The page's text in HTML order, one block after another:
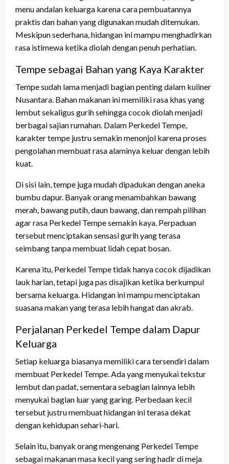
menu andalan keluarga karena cara pembuatannya
praktis dan bahan yang digunakan mudah ditemukan.
Meskipun sederhana, hidangan ini mampu menghadirkan
rasa istimewa ketika diolah dengan penuh perhatian.
Tempe sebagai Bahan yang Kaya Karakter
Tempe sudah lama menjadi bagian penting dalam kuliner
Nusantara. Bahan makanan ini memiliki rasa khas yang
lembut sekaligus gurih sehingga cocok diolah menjadi
berbagai sajian rumahan. Dalam Perkedel Tempe,
karakter tempe justru semakin menonjol karena proses
pengolahan membuat rasa alaminya keluar dengan lebih
kuat.
Di sisi lain, tempe juga mudah dipadukan dengan aneka
bumbu dapur. Banyak orang menambahkan bawang
merah, bawang putih, daun bawang, dan rempah pilihan
agar rasa Perkedel Tempe semakin kaya. Perpaduan
tersebut menciptakan sensasi gurih yang terasa
seimbang tanpa membuat lidah cepat bosan.
Karena itu, Perkedel Tempe tidak hanya cocok dijadikan
lauk harian, tetapi juga pas disajikan ketika berkumpul
bersama keluarga. Hidangan ini mampu menciptakan
suasana makan yang terasa lebih hangat dan akrab.
Perjalanan Perkedel Tempe dalam Dapur
Keluarga
Setiap keluarga biasanya memiliki cara tersendiri dalam
membuat Perkedel Tempe. Ada yang menyukai tekstur
lembut dan padat, sementara sebagian lainnya lebih
menyukai bagian luar yang garing. Perbedaan kecil
tersebut justru membuat hidangan ini terasa dekat
dengan kehidupan sehari-hari.
Selain itu, banyak orang mengenang Perkedel Tempe
sebagai makanan masa kecil yang sering hadir di meja